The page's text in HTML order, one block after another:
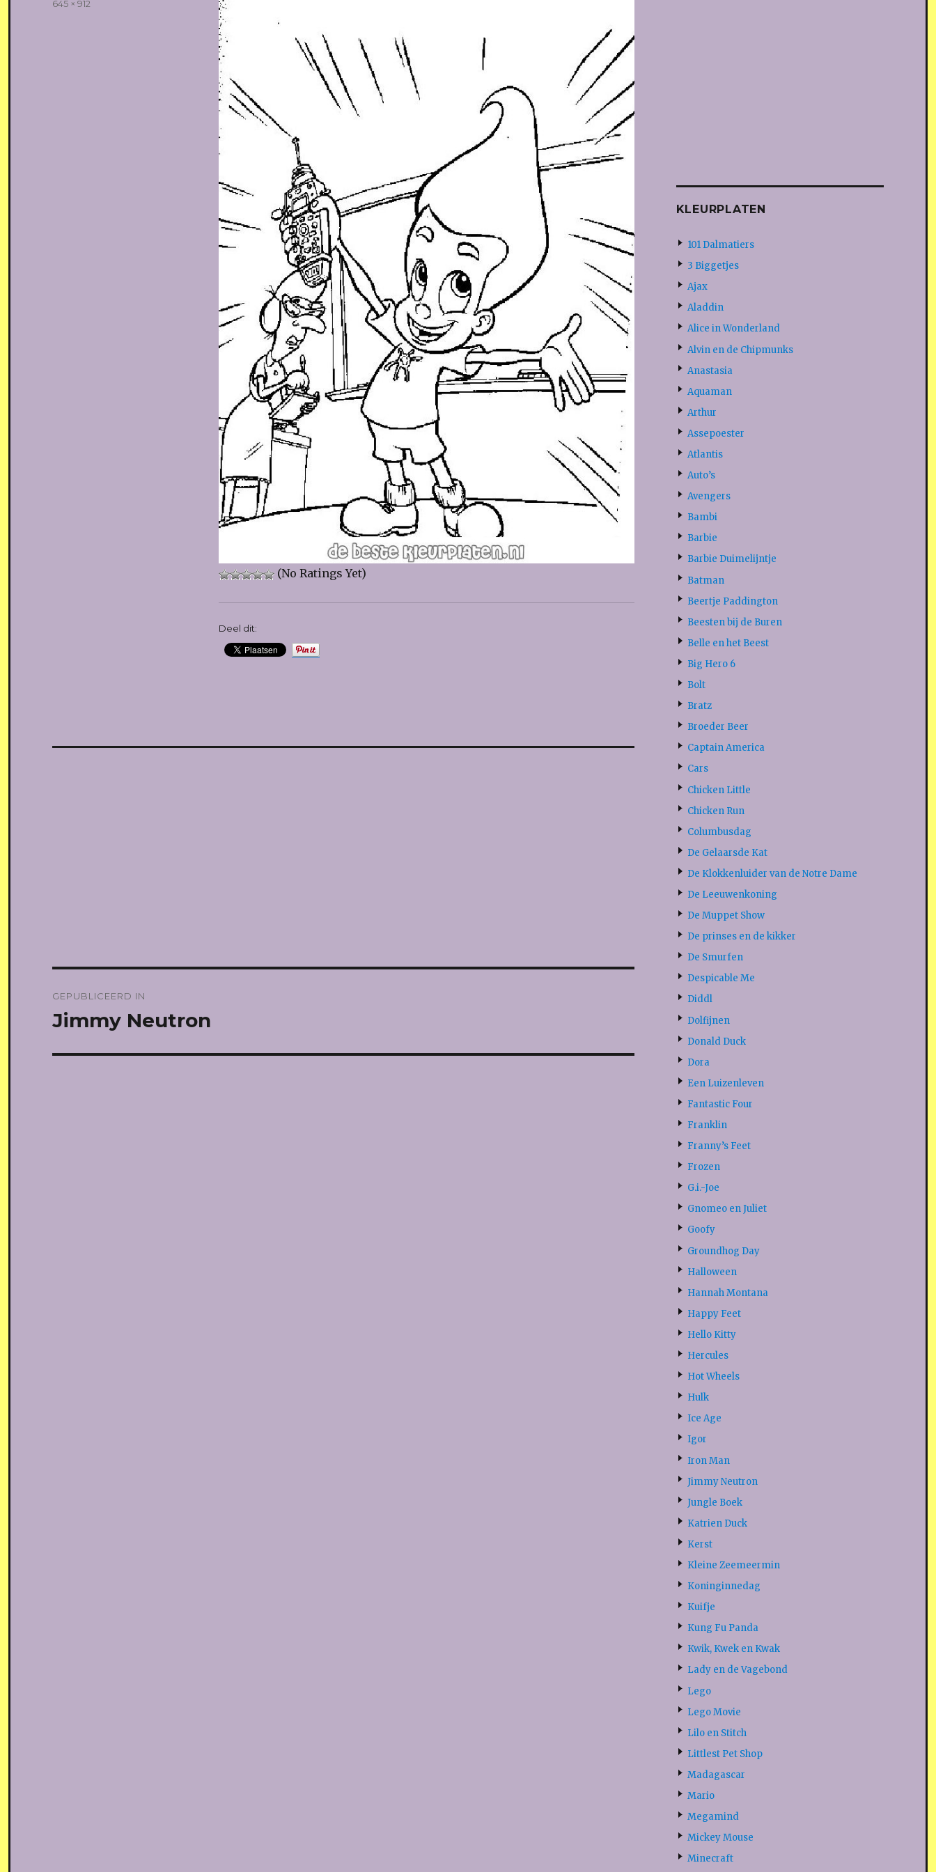
(No Ratings Yet)
Deel dit:
Volledige
645 × 912
navigatie
GEPUBLICEERD IN
Jimmy Neutron
KLEURPLATEN
101 Dalmatiers
3 Biggetjes
Ajax
Aladdin
Alice in Wonderland
Alvin en de Chipmunks
Anastasia
Aquaman
Arthur
Assepoester
Atlantis
Auto’s
Avengers
Bambi
Barbie
Barbie Duimelijntje
Batman
Beertje Paddington
Beesten bij de Buren
Belle en het Beest
Big Hero 6
Bolt
Bratz
Broeder Beer
Captain America
Cars
Chicken Little
Chicken Run
Columbusdag
De Gelaarsde Kat
De Klokkenluider van de Notre Dame
De Leeuwenkoning
De Muppet Show
De prinses en de kikker
De Smurfen
Despicable Me
Diddl
Dolfijnen
Donald Duck
Dora
Een Luizenleven
Fantastic Four
Franklin
Franny’s Feet
Frozen
G.i.-Joe
Gnomeo en Juliet
Goofy
Groundhog Day
Halloween
Hannah Montana
Happy Feet
Hello Kitty
Hercules
Hot Wheels
Hulk
Ice Age
Igor
Iron Man
Jimmy Neutron
Jungle Boek
Katrien Duck
Kerst
Kleine Zeemeermin
Koninginnedag
Kuifje
Kung Fu Panda
Kwik, Kwek en Kwak
Lady en de Vagebond
Lego
Lego Movie
Lilo en Stitch
Littlest Pet Shop
Madagascar
Mario
Megamind
Mickey Mouse
Minecraft